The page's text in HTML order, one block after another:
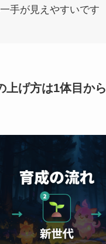
手が見えやすいです
上げ方は1体目か